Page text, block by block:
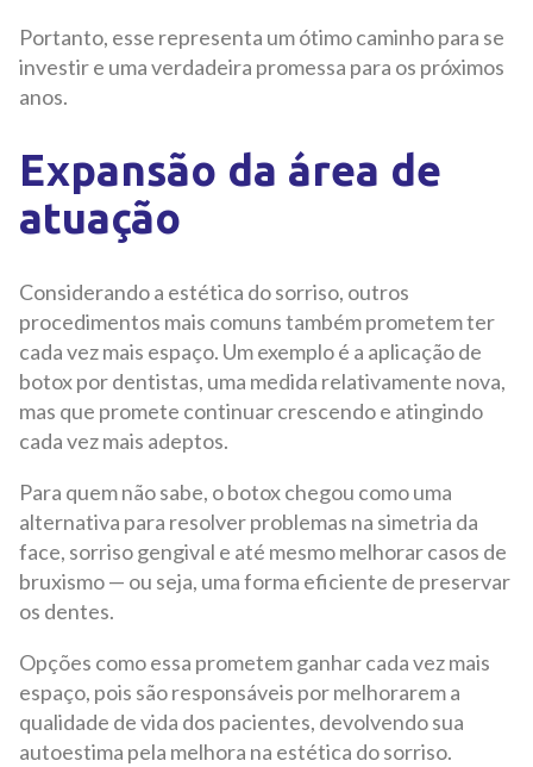
Portanto, esse representa um ótimo caminho para se
investir e uma verdadeira promessa para os próximos
anos.
Expansão da área de
atuação
Considerando a estética do sorriso, outros
procedimentos mais comuns também prometem ter
cada vez mais espaço. Um exemplo é a aplicação de
botox por dentistas, uma medida relativamente nova,
mas que promete continuar crescendo e atingindo
cada vez mais adeptos.
Para quem não sabe, o botox chegou como uma
alternativa para resolver problemas na simetria da
face, sorriso gengival e até mesmo melhorar casos de
bruxismo — ou seja, uma forma eficiente de preservar
os dentes.
Opções como essa prometem ganhar cada vez mais
espaço, pois são responsáveis por melhorarem a
qualidade de vida dos pacientes, devolvendo sua
autoestima pela melhora na estética do sorriso.